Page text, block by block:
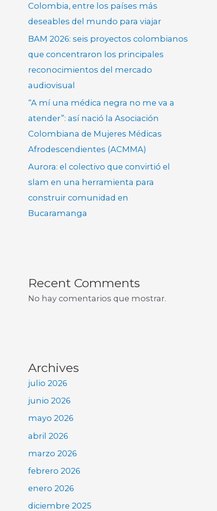
Colombia, entre los países más
deseables del mundo para viajar
BAM 2026: seis proyectos colombianos
que concentraron los principales
reconocimientos del mercado
audiovisual
“A mí una médica negra no me va a
atender”: así nació la Asociación
Colombiana de Mujeres Médicas
Afrodescendientes (ACMMA)
Aurora: el colectivo que convirtió el
slam en una herramienta para
construir comunidad en
Bucaramanga
Recent Comments
No hay comentarios que mostrar.
Archives
julio 2026
junio 2026
mayo 2026
abril 2026
marzo 2026
febrero 2026
enero 2026
diciembre 2025